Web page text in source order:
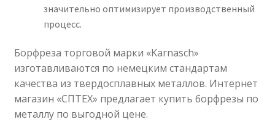
значительно оптимизирует производственный
процесс.
Борфреза торговой марки «Karnasch»
изготавливаются по немецким стандартам
качества из твердосплавных металлов. Интернет
магазин «СПТЕХ» предлагает купить борфрезы по
металлу по выгодной цене.